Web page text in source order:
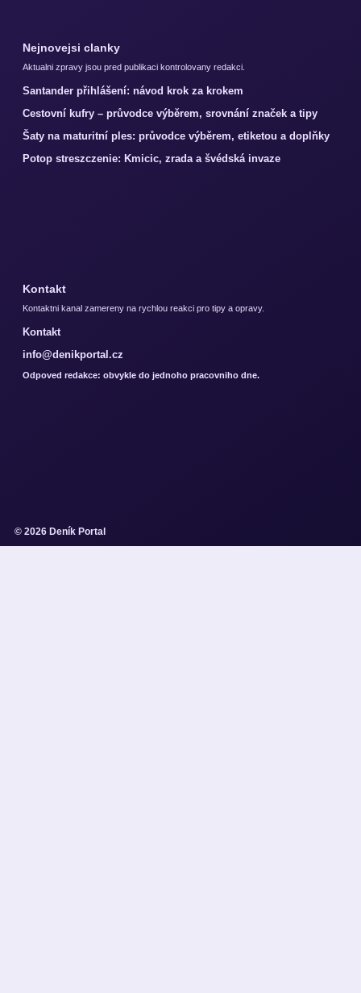
Nejnovejsi clanky
Aktualni zpravy jsou pred publikaci kontrolovany redakci.
Santander přihlášení: návod krok za krokem
Cestovní kufry – průvodce výběrem, srovnání značek a tipy
Šaty na maturitní ples: průvodce výběrem, etiketou a doplňky
Potop streszczenie: Kmicic, zrada a švédská invaze
Kontakt
Kontaktni kanal zamereny na rychlou reakci pro tipy a opravy.
Kontakt
info@denikportal.cz
Odpoved redakce: obvykle do jednoho pracovniho dne.
© 2026 Deník Portal